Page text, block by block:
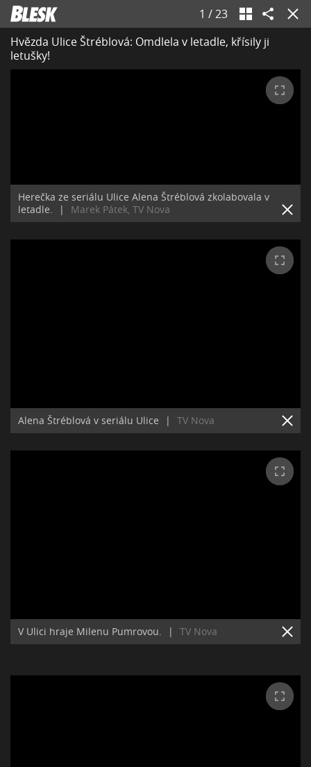
1 /23
Hvězda Ulice Štréblová: Omdlela v letadle, křísily ji
letušky!
Herečka ze seriálu Ulice Alena Štréblová zkolabovala v
letadle.
| Marek Pátek, TV Nova
Alena Štréblová v seriálu Ulice | TV Nova
V Ulici hraje Milenu Pumrovou. | TV Nova